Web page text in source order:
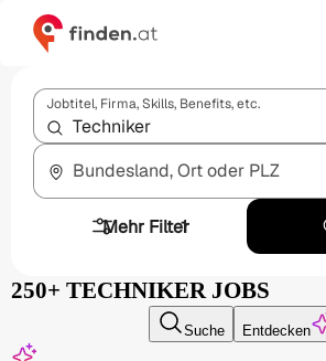
Jobtitel, Firma, Skills, Benefits, etc.
Bundesland, Ort oder PLZ
Mehr Filter
1
250+ TECHNIKER JOBS
Suche Entdecken